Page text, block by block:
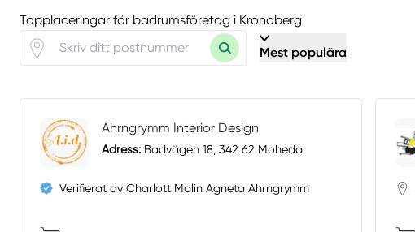
Topplaceringar för badrumsföretag i Kronoberg
Mest populära
Ahrngrymm Interior Design
Adress: Badvägen 18, 342 62 Moheda
Verifierat av Charlott Malin Agneta Ahrngrymm